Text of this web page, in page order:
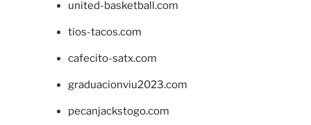
united-basketball.com
tios-tacos.com
cafecito-satx.com
graduacionviu2023.com
pecanjackstogo.com